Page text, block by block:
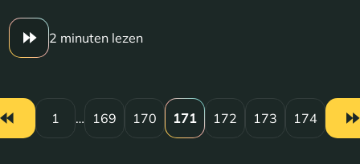
2 minuten lezen
1 … 169 170 171 172 173 174